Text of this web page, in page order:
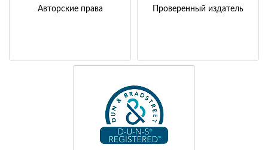
Авторские права Проверенный издатель